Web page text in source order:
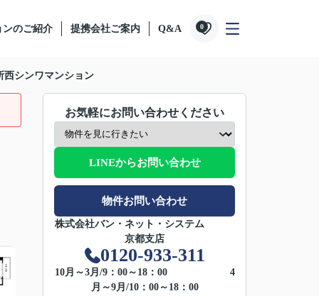
ンのご紹介 提携会社ご案内 Q&A 0
西シンワマンション
お気軽にお問い合わせください
LINEからお問い合わせ
物件お問い合わせ
株式会社バン・ネット・システム
京都支店
0120-933-311
10月～3月/9：00～18：00 4
月～9月/10：00～18：00